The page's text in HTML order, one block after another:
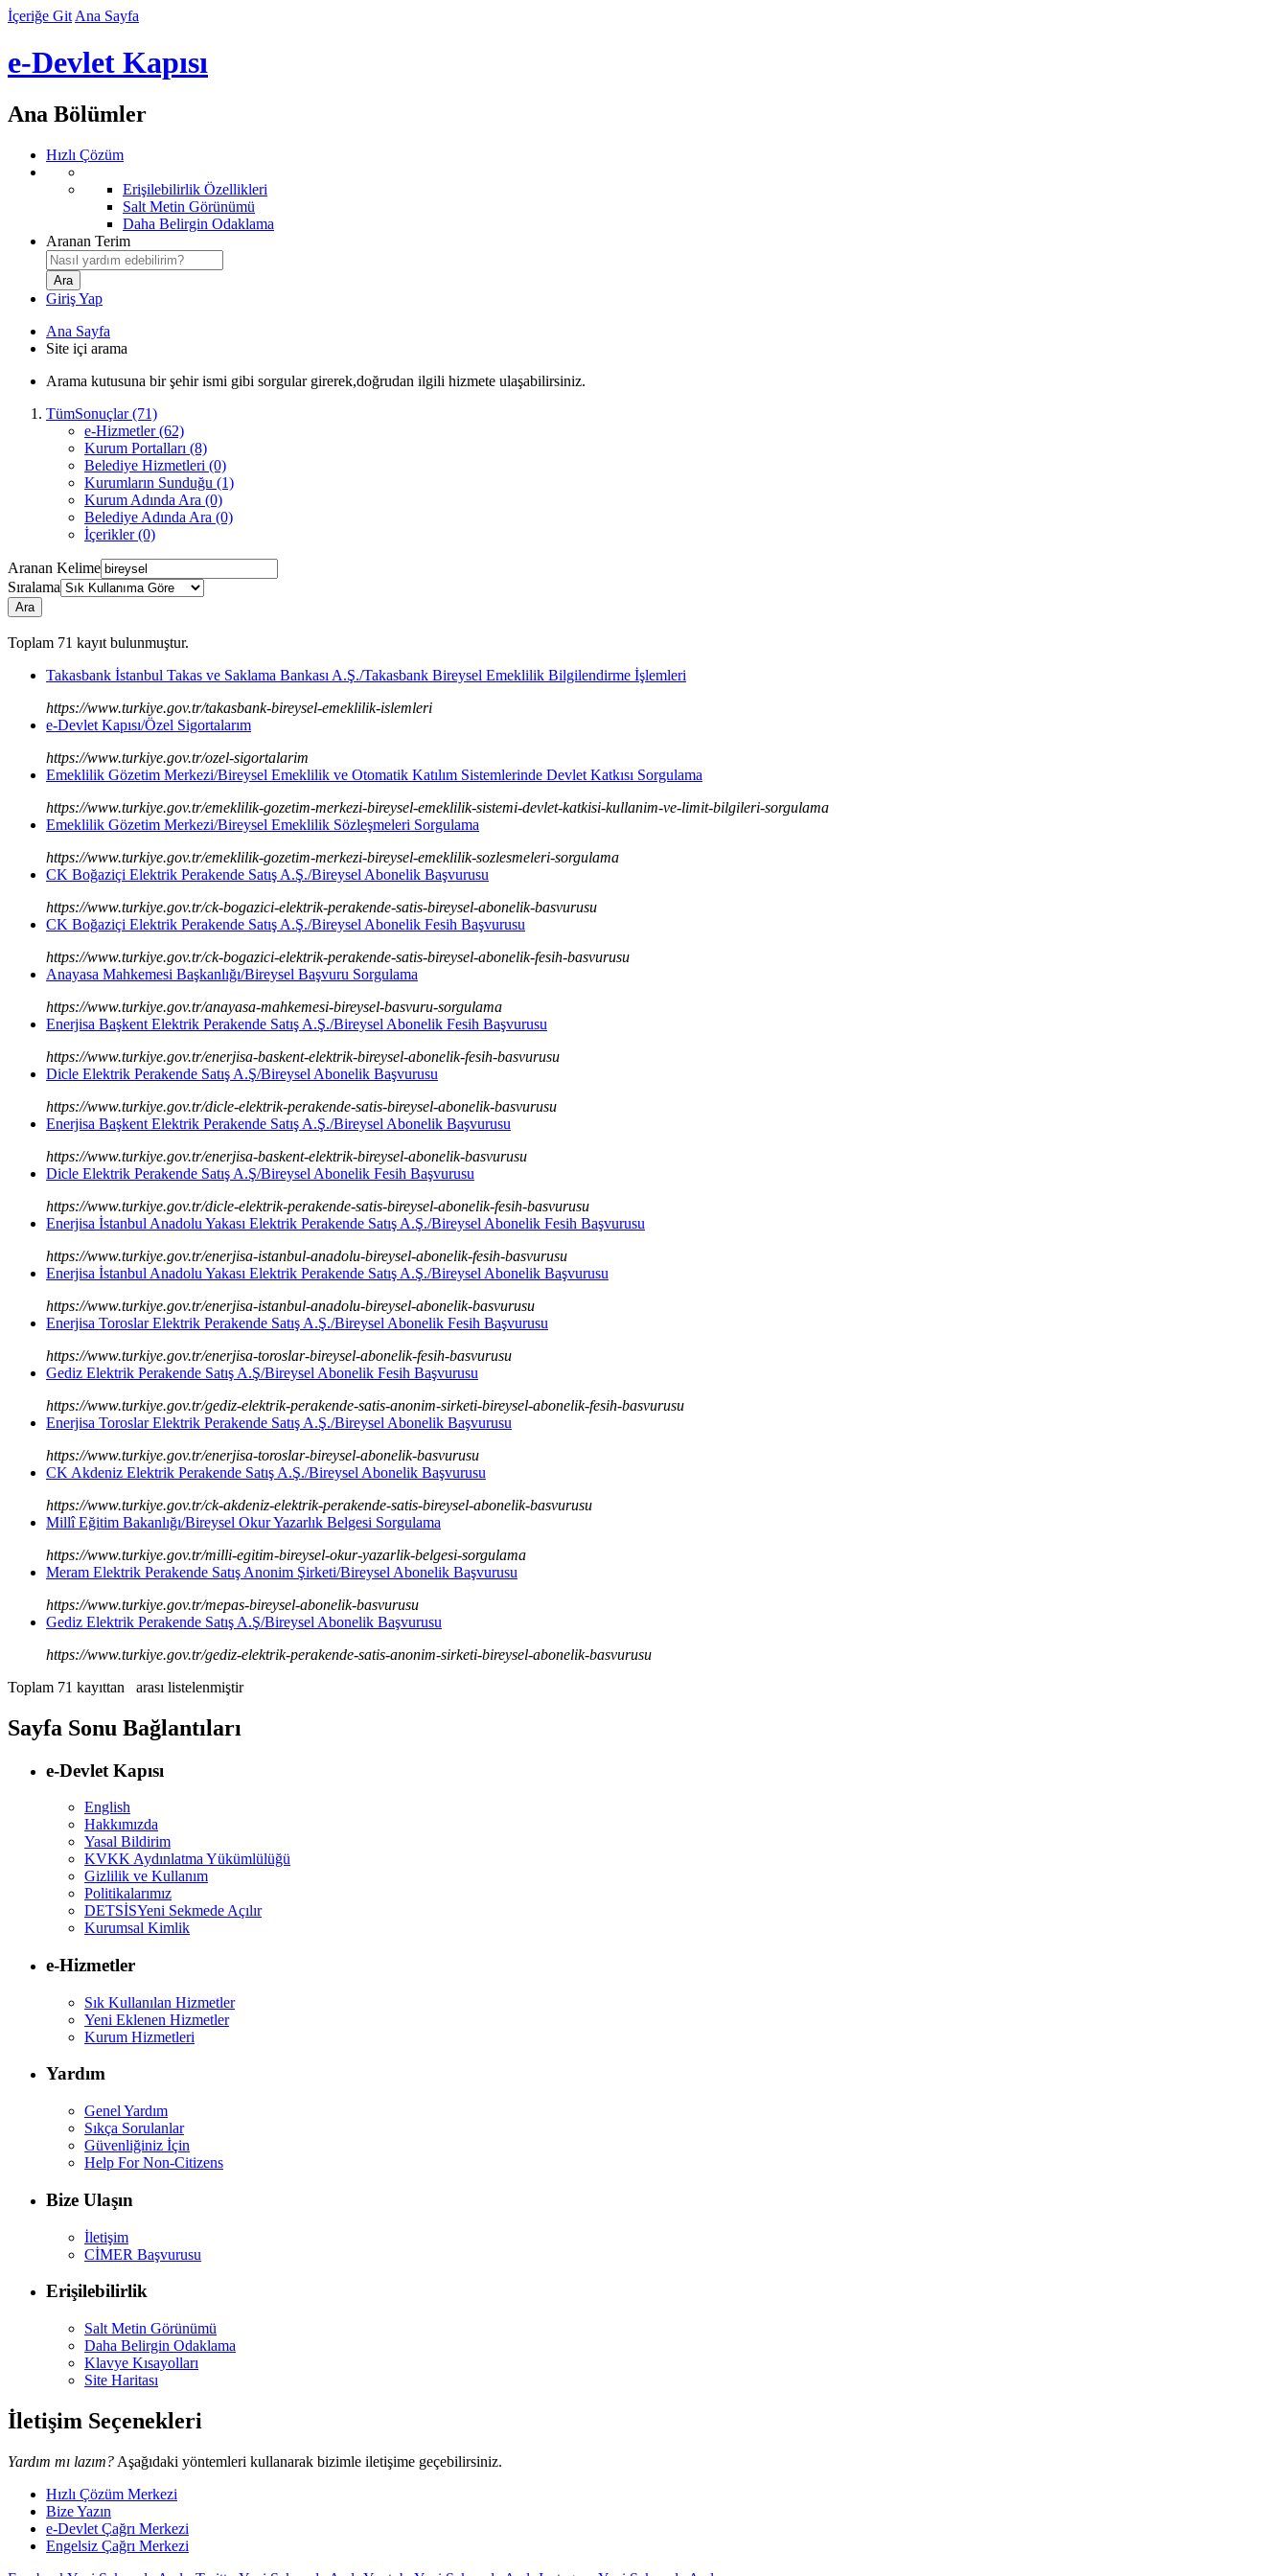
İçeriğe Git Ana Sayfa
e-Devlet Kapısı
Ana Bölümler
Hızlı Çözüm
Erişilebilirlik Özellikleri
Salt Metin Görünümü
Daha Belirgin Odaklama
Aranan Terim
Giriş Yap
Ana Sayfa
Site içi arama
Arama kutusuna bir şehir ismi gibi sorgular girerek,doğrudan ilgili hizmete ulaşabilirsiniz.
TümSonuçlar (71)
e-Hizmetler (62)
Kurum Portalları (8)
Belediye Hizmetleri (0)
Kurumların Sunduğu (1)
Kurum Adında Ara (0)
Belediye Adında Ara (0)
İçerikler (0)
Aranan Kelime
Sıralama
Ara
Toplam 71 kayıt bulunmuştur.
Takasbank İstanbul Takas ve Saklama Bankası A.Ş./Takasbank Bireysel Emeklilik Bilgilendirme İşlemleri
https://www.turkiye.gov.tr/takasbank-bireysel-emeklilik-islemleri
e-Devlet Kapısı/Özel Sigortalarım
https://www.turkiye.gov.tr/ozel-sigortalarim
Emeklilik Gözetim Merkezi/Bireysel Emeklilik ve Otomatik Katılım Sistemlerinde Devlet Katkısı Sorgulama
https://www.turkiye.gov.tr/emeklilik-gozetim-merkezi-bireysel-emeklilik-sistemi-devlet-katkisi-kullanim-ve-limit-bilgileri-sorgulama
Emeklilik Gözetim Merkezi/Bireysel Emeklilik Sözleşmeleri Sorgulama
https://www.turkiye.gov.tr/emeklilik-gozetim-merkezi-bireysel-emeklilik-sozlesmeleri-sorgulama
CK Boğaziçi Elektrik Perakende Satış A.Ş./Bireysel Abonelik Başvurusu
https://www.turkiye.gov.tr/ck-bogazici-elektrik-perakende-satis-bireysel-abonelik-basvurusu
CK Boğaziçi Elektrik Perakende Satış A.Ş./Bireysel Abonelik Fesih Başvurusu
https://www.turkiye.gov.tr/ck-bogazici-elektrik-perakende-satis-bireysel-abonelik-fesih-basvurusu
Anayasa Mahkemesi Başkanlığı/Bireysel Başvuru Sorgulama
https://www.turkiye.gov.tr/anayasa-mahkemesi-bireysel-basvuru-sorgulama
Enerjisa Başkent Elektrik Perakende Satış A.Ş./Bireysel Abonelik Fesih Başvurusu
https://www.turkiye.gov.tr/enerjisa-baskent-elektrik-bireysel-abonelik-fesih-basvurusu
Dicle Elektrik Perakende Satış A.Ş/Bireysel Abonelik Başvurusu
https://www.turkiye.gov.tr/dicle-elektrik-perakende-satis-bireysel-abonelik-basvurusu
Enerjisa Başkent Elektrik Perakende Satış A.Ş./Bireysel Abonelik Başvurusu
https://www.turkiye.gov.tr/enerjisa-baskent-elektrik-bireysel-abonelik-basvurusu
Dicle Elektrik Perakende Satış A.Ş/Bireysel Abonelik Fesih Başvurusu
https://www.turkiye.gov.tr/dicle-elektrik-perakende-satis-bireysel-abonelik-fesih-basvurusu
Enerjisa İstanbul Anadolu Yakası Elektrik Perakende Satış A.Ş./Bireysel Abonelik Fesih Başvurusu
https://www.turkiye.gov.tr/enerjisa-istanbul-anadolu-bireysel-abonelik-fesih-basvurusu
Enerjisa İstanbul Anadolu Yakası Elektrik Perakende Satış A.Ş./Bireysel Abonelik Başvurusu
https://www.turkiye.gov.tr/enerjisa-istanbul-anadolu-bireysel-abonelik-basvurusu
Enerjisa Toroslar Elektrik Perakende Satış A.Ş./Bireysel Abonelik Fesih Başvurusu
https://www.turkiye.gov.tr/enerjisa-toroslar-bireysel-abonelik-fesih-basvurusu
Gediz Elektrik Perakende Satış A.Ş/Bireysel Abonelik Fesih Başvurusu
https://www.turkiye.gov.tr/gediz-elektrik-perakende-satis-anonim-sirketi-bireysel-abonelik-fesih-basvurusu
Enerjisa Toroslar Elektrik Perakende Satış A.Ş./Bireysel Abonelik Başvurusu
https://www.turkiye.gov.tr/enerjisa-toroslar-bireysel-abonelik-basvurusu
CK Akdeniz Elektrik Perakende Satış A.Ş./Bireysel Abonelik Başvurusu
https://www.turkiye.gov.tr/ck-akdeniz-elektrik-perakende-satis-bireysel-abonelik-basvurusu
Millî Eğitim Bakanlığı/Bireysel Okur Yazarlık Belgesi Sorgulama
https://www.turkiye.gov.tr/milli-egitim-bireysel-okur-yazarlik-belgesi-sorgulama
Meram Elektrik Perakende Satış Anonim Şirketi/Bireysel Abonelik Başvurusu
https://www.turkiye.gov.tr/mepas-bireysel-abonelik-basvurusu
Gediz Elektrik Perakende Satış A.Ş/Bireysel Abonelik Başvurusu
https://www.turkiye.gov.tr/gediz-elektrik-perakende-satis-anonim-sirketi-bireysel-abonelik-basvurusu
Toplam 71 kayıttan
arası listelenmiştir
Sayfa Sonu Bağlantıları
e-Devlet Kapısı
English
Hakkımızda
Yasal Bildirim
KVKK Aydınlatma Yükümlülüğü
Gizlilik ve Kullanım
Politikalarımız
DETSİSYeni Sekmede Açılır
Kurumsal Kimlik
e-Hizmetler
Sık Kullanılan Hizmetler
Yeni Eklenen Hizmetler
Kurum Hizmetleri
Yardım
Genel Yardım
Sıkça Sorulanlar
Güvenliğiniz İçin
Help For Non-Citizens
Bize Ulaşın
İletişim
CİMER Başvurusu
Erişilebilirlik
Salt Metin Görünümü
Daha Belirgin Odaklama
Klavye Kısayolları
Site Haritası
İletişim Seçenekleri
Yardım mı lazım? Aşağıdaki yöntemleri kullanarak bizimle iletişime geçebilirsiniz.
Hızlı Çözüm Merkezi
Bize Yazın
e-Devlet Çağrı Merkezi
Engelsiz Çağrı Merkezi